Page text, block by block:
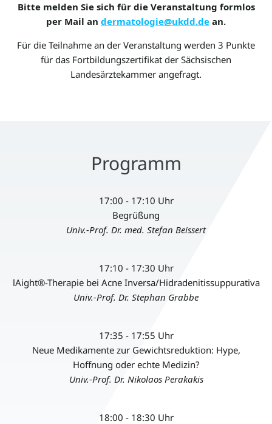
Bitte melden Sie sich für die Veranstaltung formlos
per Mail an dermatologie@ukdd.de an.
Für die Teilnahme an der Veranstaltung werden 3 Punkte
für das Fortbildungszertifikat der Sächsischen
Landesärztekammer angefragt.
Programm
17:00 - 17:10 Uhr
Begrüßung
Univ.-Prof. Dr. med. Stefan Beissert
17:10 - 17:30 Uhr
lAight®-Therapie bei Acne Inversa/Hidradenitissuppurativa
Univ.-Prof. Dr. Stephan Grabbe
17:35 - 17:55 Uhr
Neue Medikamente zur Gewichtsreduktion: Hype,
Hoffnung oder echte Medizin?
Univ.-Prof. Dr. Nikolaos Perakakis
18:00 - 18:30 Uhr